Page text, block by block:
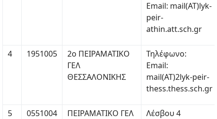
Email: mail(ΑΤ)lyk-
peir-
athin.att.sch.gr
4 1951005
2ο ΠΕΙΡΑΜΑΤΙΚΟ
ΓΕΛ
ΘΕΣΣΑΛΟΝΙΚΗΣ
Τηλέφωνο:
Email:
mail(ΑΤ)2lyk-peir-
thess.thess.sch.gr
5 0551004
ΠΕΙΡΑΜΑΤΙΚΟ ΓΕΛ
Λέσβου 4